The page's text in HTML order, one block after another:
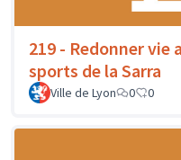
219 - Redonner vie
sports de la Sarra
Ville de Lyon
0 0